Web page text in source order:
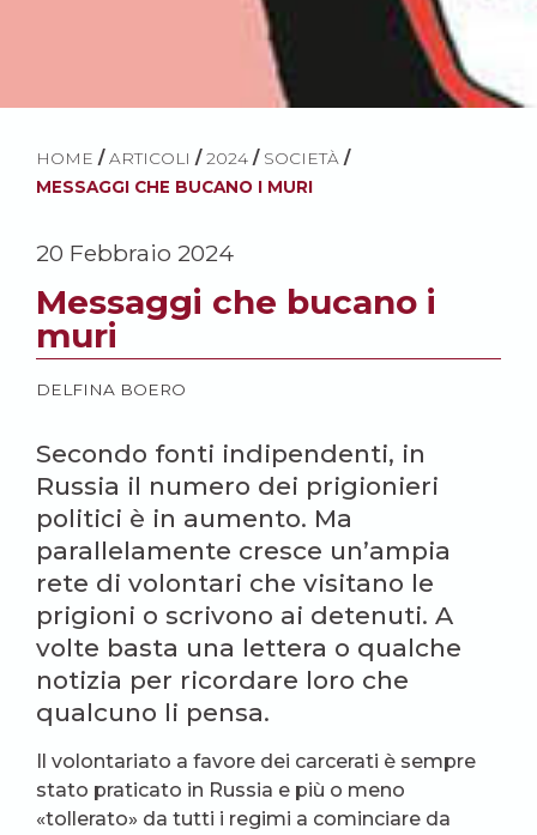
HOME / ARTICOLI / 2024 / SOCIETÀ /
MESSAGGI CHE BUCANO I MURI
20 Febbraio 2024
Messaggi che bucano i
muri
DELFINA BOERO
Secondo fonti indipendenti, in
Russia il numero dei prigionieri
politici è in aumento. Ma
parallelamente cresce un’ampia
rete di volontari che visitano le
prigioni o scrivono ai detenuti. A
volte basta una lettera o qualche
notizia per ricordare loro che
qualcuno li pensa.
Il volontariato a favore dei carcerati è sempre
stato praticato in Russia e più o meno
«tollerato» da tutti i regimi a cominciare da